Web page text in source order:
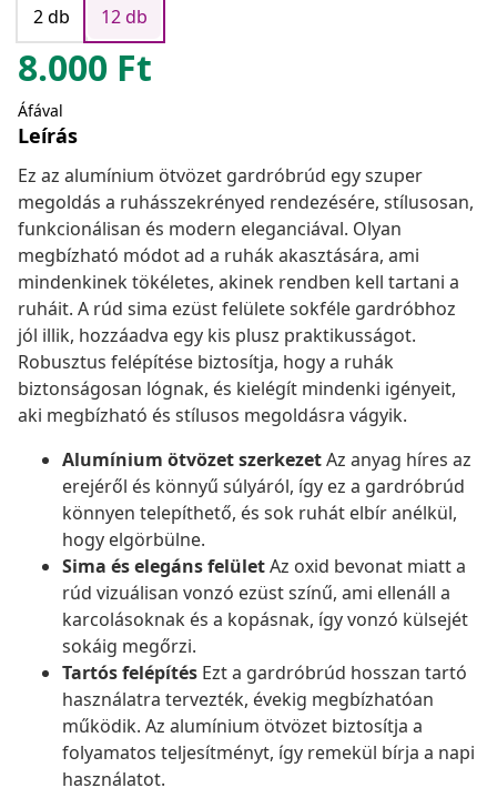
2 db
12 db
8.000 Ft
Áfával
Leírás
Ez az alumínium ötvözet gardróbrúd egy szuper
megoldás a ruhásszekrényed rendezésére, stílusosan,
funkcionálisan és modern eleganciával. Olyan
megbízható módot ad a ruhák akasztására, ami
mindenkinek tökéletes, akinek rendben kell tartani a
ruháit. A rúd sima ezüst felülete sokféle gardróbhoz
jól illik, hozzáadva egy kis plusz praktikusságot.
Robusztus felépítése biztosítja, hogy a ruhák
biztonságosan lógnak, és kielégít mindenki igényeit,
aki megbízható és stílusos megoldásra vágyik.
Alumínium ötvözet szerkezetAz anyag híres az
erejéről és könnyű súlyáról, így ez a gardróbrúd
könnyen telepíthető, és sok ruhát elbír anélkül,
hogy elgörbülne.
Sima és elegáns felületAz oxid bevonat miatt a
rúd vizuálisan vonzó ezüst színű, ami ellenáll a
karcolásoknak és a kopásnak, így vonzó külsejét
sokáig megőrzi.
Tartós felépítés Ezt a gardróbrúd hosszan tartó
használatra tervezték, évekig megbízhatóan
működik. Az alumínium ötvözet biztosítja a
folyamatos teljesítményt, így remekül bírja a napi
használatot.